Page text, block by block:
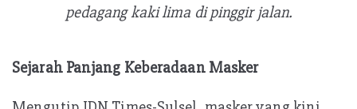
pedagang kaki lima di pinggir jalan.
Sejarah Panjang Keberadaan Masker